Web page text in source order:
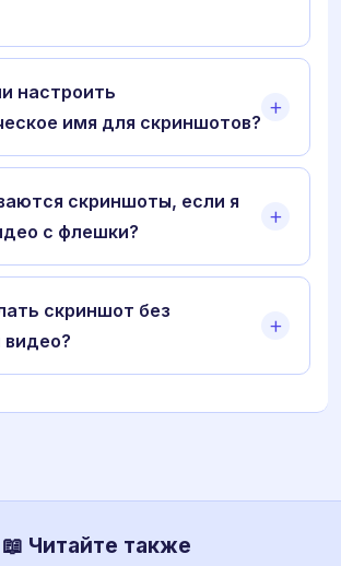
настроить
имя для скриншотов?
скриншоты, если я
с флешки?
скриншот без
видео?
📖 Читайте также